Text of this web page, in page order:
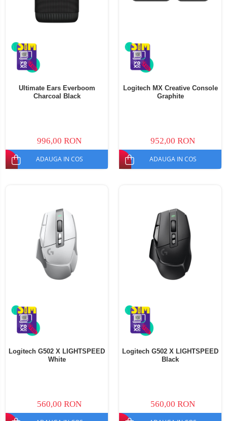
Ultimate Ears Everboom
Charcoal Black
996,00 RON
ADAUGA IN COS
Logitech MX Creative Console
Graphite
952,00 RON
ADAUGA IN COS
Logitech G502 X LIGHTSPEED
White
560,00 RON
Logitech G502 X LIGHTSPEED
Black
560,00 RON